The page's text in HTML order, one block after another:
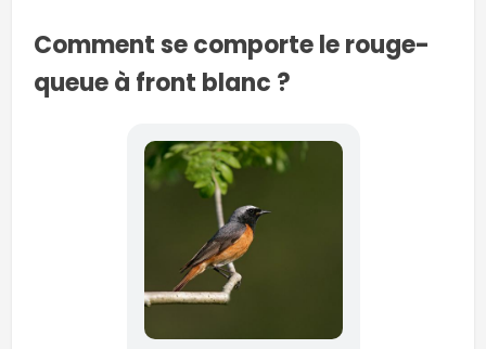
Comment se comporte le rouge-
queue à front blanc ?